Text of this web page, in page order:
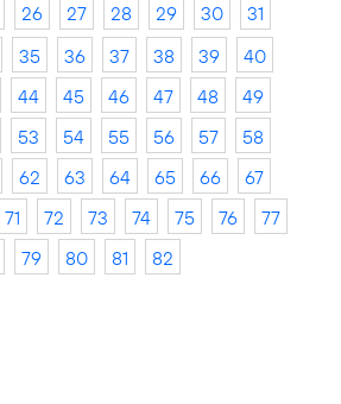
26 27 28 29 30
31
35 36 37 38 39
40
44 45 46 47 48
49
53 54 55 56 57
58
62 63 64 65 66
67
71 72 73 74 75 76
77
79 80 81 82